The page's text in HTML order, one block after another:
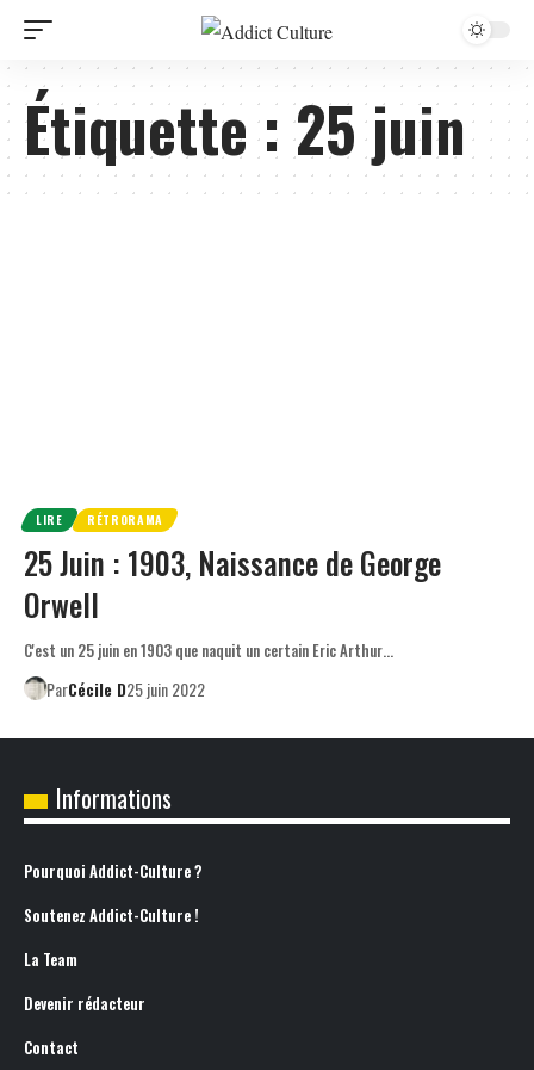
Étiquette :25 juin
LIRE RÉTRORAMA
25 Juin : 1903, Naissance de George
Orwell
C'est un 25 juin en 1903 que naquit un certain Eric Arthur…
ParCécile D25 juin 2022
Informations
Pourquoi Addict-Culture ?
Soutenez Addict-Culture !
La Team
Devenir rédacteur
Contact